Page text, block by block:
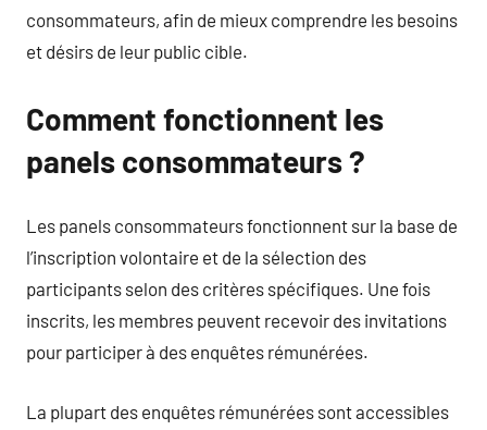
consommateurs, afin de mieux comprendre les besoins
et désirs de leur public cible.
Comment fonctionnent les
panels consommateurs ?
Les panels consommateurs fonctionnent sur la base de
l’inscription volontaire et de la sélection des
participants selon des critères spécifiques. Une fois
inscrits, les membres peuvent recevoir des invitations
pour participer à des enquêtes rémunérées.
La plupart des enquêtes rémunérées sont accessibles